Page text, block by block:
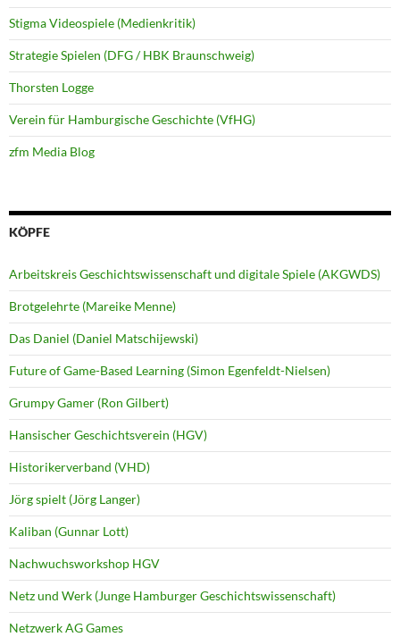
Stigma Videospiele (Medienkritik)
Strategie Spielen (DFG / HBK Braunschweig)
Thorsten Logge
Verein für Hamburgische Geschichte (VfHG)
zfm Media Blog
KÖPFE
Arbeitskreis Geschichtswissenschaft und digitale Spiele (AKGWDS)
Brotgelehrte (Mareike Menne)
Das Daniel (Daniel Matschijewski)
Future of Game-Based Learning (Simon Egenfeldt-Nielsen)
Grumpy Gamer (Ron Gilbert)
Hansischer Geschichtsverein (HGV)
Historikerverband (VHD)
Jörg spielt (Jörg Langer)
Kaliban (Gunnar Lott)
Nachwuchsworkshop HGV
Netz und Werk (Junge Hamburger Geschichtswissenschaft)
Netzwerk AG Games